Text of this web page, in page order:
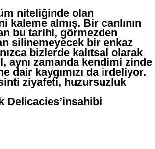
niteliğinde olan
kaleme almış. Bir canlının
bu tarihi, görmezden
silinemeyecek bir enkaz
bizlerde kalıtsal olarak
aynı zamanda kendimi zinde
dair kaygımızı da irdeliyor.
ziyafeti, huzursuzluk
Delicacies’insahibi